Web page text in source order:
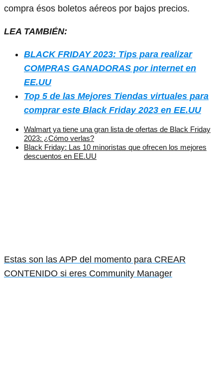
compra ésos boletos aéreos por bajos precios.
LEA TAMBIÉN:
BLACK FRIDAY 2023: Tips para realizar
COMPRAS GANADORAS por internet en
EE.UU
Top 5 de las Mejores Tiendas virtuales para
comprar este Black Friday 2023 en EE.UU
Walmart ya tiene una gran lista de ofertas de Black Friday
2023: ¿Cómo verlas?
Black Friday: Las 10 minoristas que ofrecen los mejores
descuentos en EE.UU
Estas son las APP del momento para CREAR
CONTENIDO si eres Community Manager